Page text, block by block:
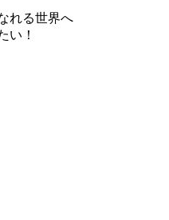
れる世界へ
い！